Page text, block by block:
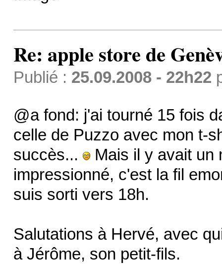
Re: apple store de
Publié : 25.09.2008 - 22h22
@a fond: j'ai tourné 15 fois
celle de Puzzo avec mon t-
succès...
Mais il y avait un
impressionné, c'est la fil
suis sorti vers 18h.
Salutations à Hervé, avec
à Jérôme, son petit-fils.